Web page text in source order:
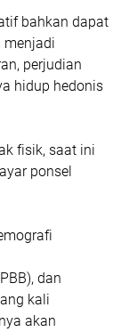
bahkan dapat
menjadi
perjudian
hidup hedonis
fisik, saat ini
ponsel
dan
kali
akan